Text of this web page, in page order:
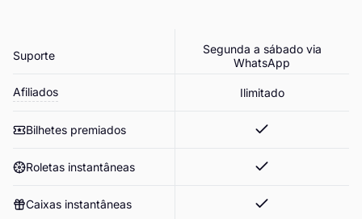
Suporte
Segunda a sábado via
WhatsApp
Afiliados Ilimitado
Bilhetes premiados
Roletas instantâneas
Caixas instantâneas